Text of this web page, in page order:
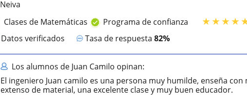
Neiva
Clases de Matemáticas
Programa de confianza ★★★★
Datos verificados
Tasa de respuesta82%
Los alumnos de Juan Camilo opinan:
El ingeniero Juan camilo es una persona muy humilde, enseña
extenso de material, una excelente clase y muy buen educador.